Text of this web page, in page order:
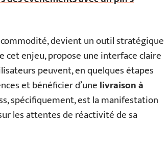
devient un outil stratégique
cet enjeu, propose une interface claire
peuvent, en quelques étapes
et bénéficier d’unelivraison à
spécifiquement, est la manifestation
les attentes de réactivité de sa